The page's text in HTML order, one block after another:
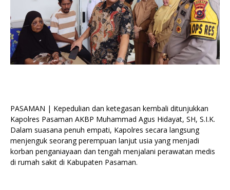
PASAMAN | Kepedulian dan ketegasan kembali ditunjukkan
Kapolres Pasaman AKBP Muhammad Agus Hidayat, SH, S.I.K.
Dalam suasana penuh empati, Kapolres secara langsung
menjenguk seorang perempuan lanjut usia yang menjadi
korban penganiayaan dan tengah menjalani perawatan medis
di rumah sakit di Kabupaten Pasaman.